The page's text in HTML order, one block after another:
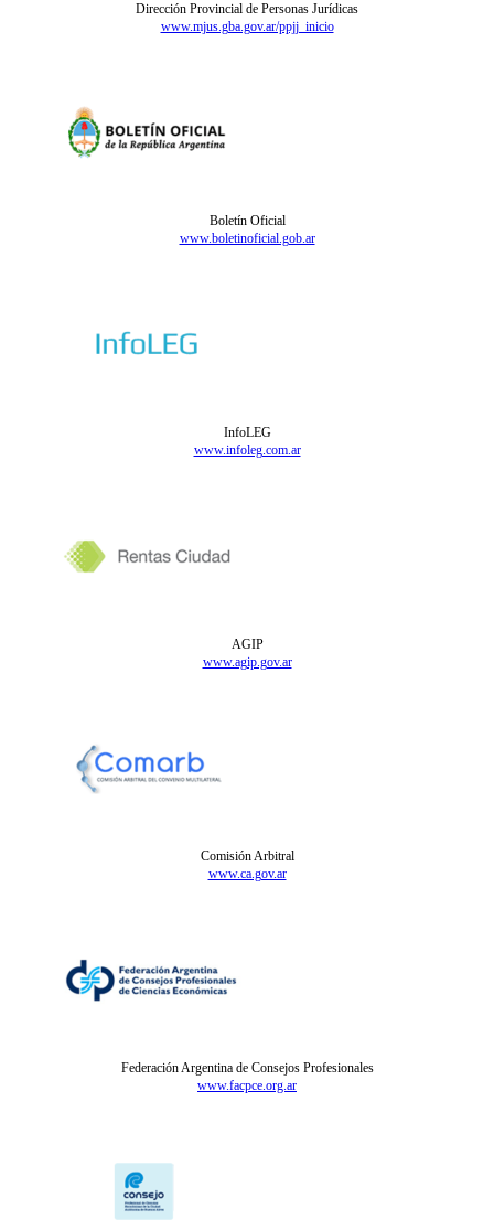
Dirección Provincial de Personas Jurídicas
www.mjus.gba.gov.ar/ppjj_inicio
Boletín Oficial
www.boletinoficial.gob.ar
InfoLEG
www.infoleg.com.ar
AGIP
www.agip.gov.ar
Comisión Arbitral
www.ca.gov.ar
Federación Argentina de Consejos Profesionales
www.facpce.org.ar